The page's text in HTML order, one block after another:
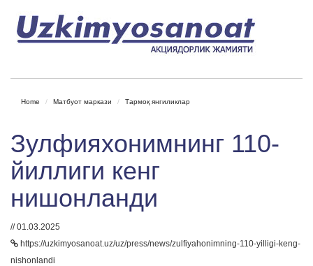
Home Матбуот маркази Тармоқ янгиликлар
Зулфияхонимнинг 110-
йиллиги кенг
нишонланди
// 01.03.2025
https://uzkimyosanoat.uz/uz/press/news/zulfiyahonimning-110-yilligi-keng-
nishonlandi